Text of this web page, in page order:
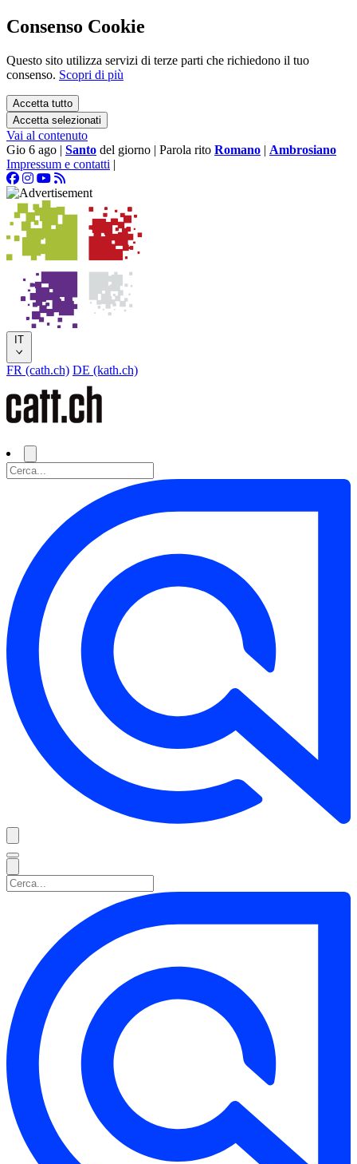
Consenso Cookie
Questo sito utilizza servizi di terze parti che richiedono il tuo
consenso. Scopri di più
Accetta tutto
Accetta selezionati
Vai al contenuto
Gio 6 ago | Santo del giorno | Parola rito Romano | Ambrosiano
Impressum e contatti |
IT
FR (cath.ch) DE (kath.ch)